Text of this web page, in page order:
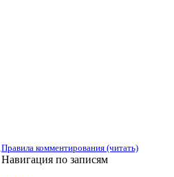
Правила комментирования (читать)
Навигация по записям